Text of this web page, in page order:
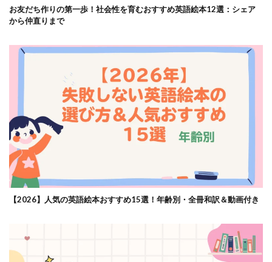
お友だち作りの第一歩！社会性を育むおすすめ英語絵本12選：シェア
から仲直りまで
【2026】人気の英語絵本おすすめ15選！年齢別・全冊和訳＆動画付き